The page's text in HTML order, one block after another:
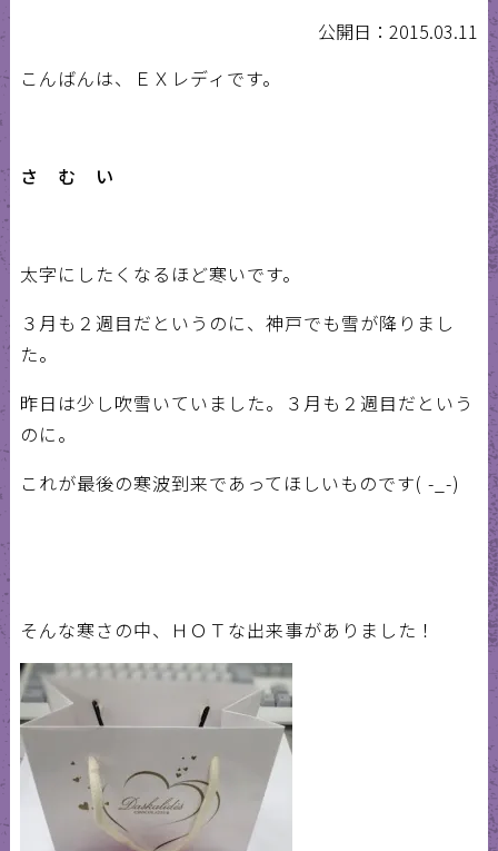
公開日：2015.03.11
こんばんは、ＥＸレディです。
さ む い
太字にしたくなるほど寒いです。
３月も２週目だというのに、神戸でも雪が降りまし
た。
昨日は少し吹雪いていました。３月も２週目だという
のに。
これが最後の寒波到来であってほしいものです( -_-)
そんな寒さの中、ＨＯＴな出来事がありました！